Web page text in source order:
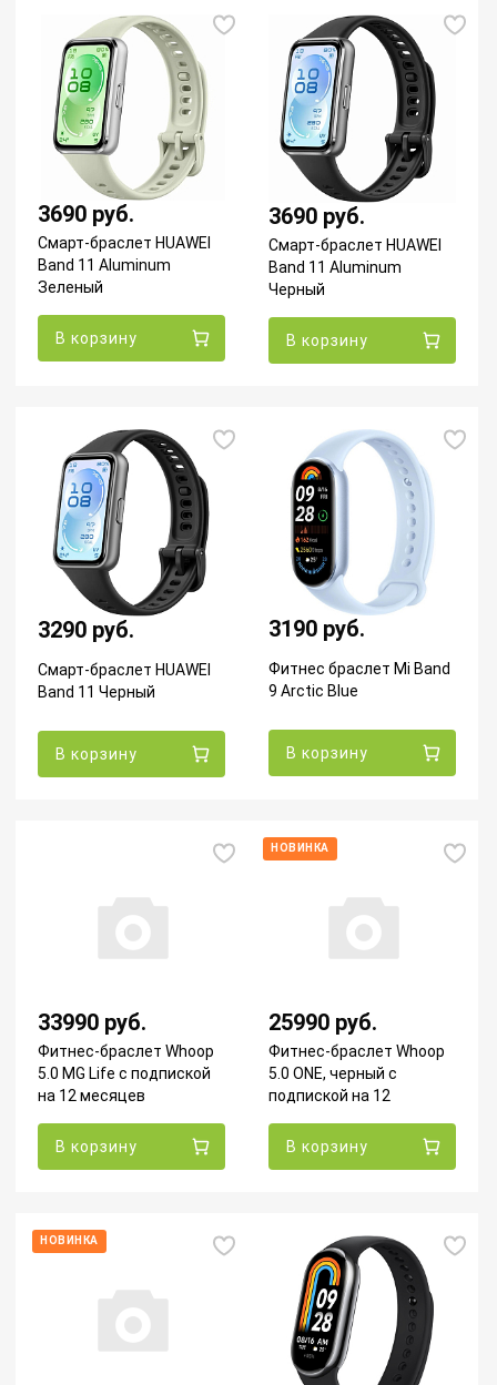
3690 руб.
Смарт-браслет HUAWEI
Band 11 Aluminum
Зеленый
В корзину
3690 руб.
Смарт-браслет HUAWEI
Band 11 Aluminum
Черный
В корзину
3290 руб.
Смарт-браслет HUAWEI
Band 11 Черный
В корзину
3190 руб.
Фитнес браслет Mi Band
9 Arctic Blue
В корзину
33990 руб.
Фитнес-браслет Whoop
5.0 MG Life с подпиской
на 12 месяцев
В корзину
НОВИНКА
25990 руб.
Фитнес-браслет Whoop
5.0 ONE, черный с
подпиской на 12
В корзину
НОВИНКА